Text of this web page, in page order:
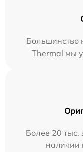
Большинство
Thermal мы
Более 20 тыс.
наличии